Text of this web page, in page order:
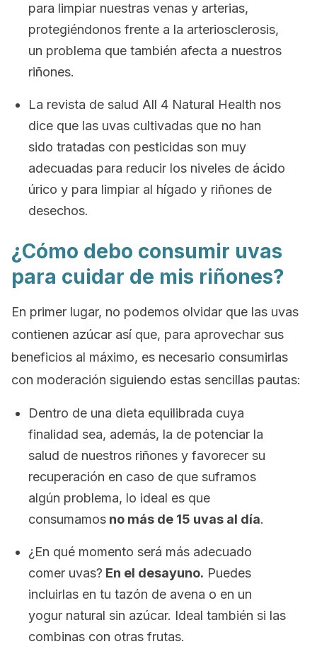
para limpiar nuestras venas y arterias,
protegiéndonos frente a la arteriosclerosis,
un problema que también afecta a nuestros
riñones.
La revista de salud All 4 Natural Health nos
dice que las uvas cultivadas que no han
sido tratadas con pesticidas son muy
adecuadas para reducir los niveles de ácido
úrico y para limpiar al hígado y riñones de
desechos.
¿Cómo debo consumir uvas
para cuidar de mis riñones?
En primer lugar, no podemos olvidar que las uvas
contienen azúcar así que, para aprovechar sus
beneficios al máximo, es necesario consumirlas
con moderación siguiendo estas sencillas pautas:
Dentro de una dieta equilibrada cuya
finalidad sea, además, la de potenciar la
salud de nuestros riñones y favorecer su
recuperación en caso de que suframos
algún problema, lo ideal es que
consumamos no más de 15 uvas al día.
¿En qué momento será más adecuado
comer uvas? En el desayuno. Puedes
incluirlas en tu tazón de avena o en un
yogur natural sin azúcar. Ideal también si las
combinas con otras frutas.